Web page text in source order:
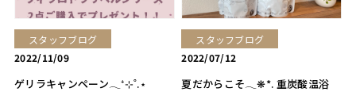
スタッフブログ
2022/11/09
ゲリラキャンペーン𓂃⁺⊹˚.⋆
スタッフブログ
2022/07/12
夏だからこそ𓂃❋*. 重炭酸温浴